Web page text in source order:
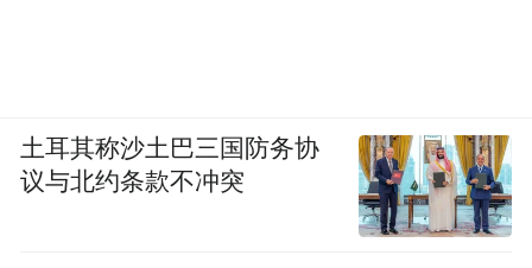
土耳其称沙土巴三国防务协
议与北约条款不冲突